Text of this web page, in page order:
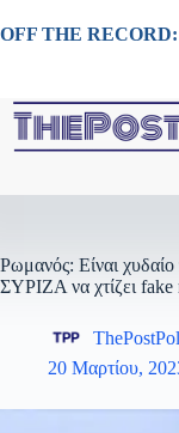
στο
OFF THE RECORD:
Ρωμανός: Είναι
ΣΥΡΙΖΑ να χτίζει fake
20 Μαρτίου,